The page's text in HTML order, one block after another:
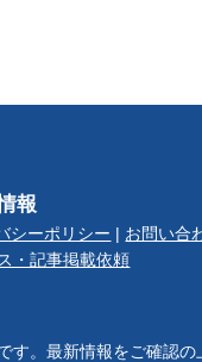
報
シーポリシー お問い合
・記事掲載依頼
す。最新情報をご確認の